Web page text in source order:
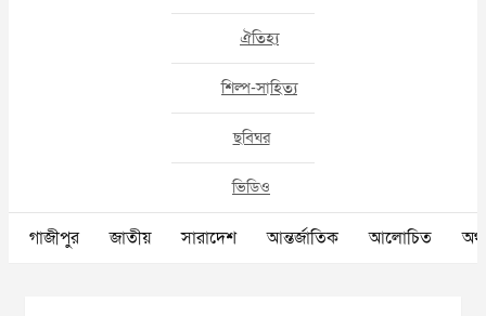
ঐতিহ্য
শিল্প-সাহিত্য
ছবিঘর
ভিডিও
গাজীপুর জাতীয় সারাদেশ আন্তর্জাতিক আলোচিত